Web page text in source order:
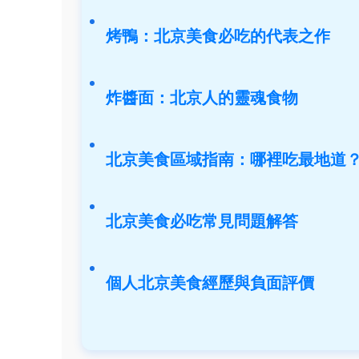
烤鴨：北京美食必吃的代表之作
炸醬面：北京人的靈魂食物
北京美食區域指南：哪裡吃最地道
北京美食必吃常見問題解答
個人北京美食經歷與負面評價